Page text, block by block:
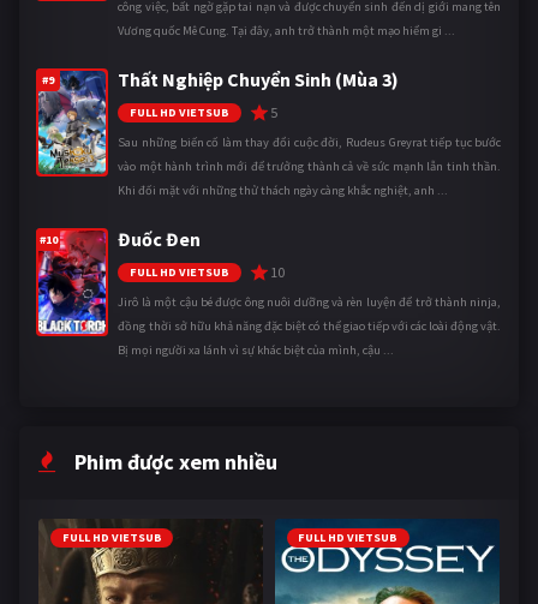
công việc, bất ngờ gặp tai nạn và được chuyển sinh đến dị giới mang tên
Vương quốc Mê Cung. Tại đây, anh trở thành một mạo hiểm gi ...
#9 Thất Nghiệp Chuyển Sinh (Mùa 3)
FULL HD VIETSUB 5
Sau những biến cố làm thay đổi cuộc đời, Rudeus Greyrat tiếp tục bước
vào một hành trình mới để trưởng thành cả về sức mạnh lẫn tinh thần.
Khi đối mặt với những thử thách ngày càng khắc nghiệt, anh ...
#10 Đuốc Đen
FULL HD VIETSUB 10
Jirô là một cậu bé được ông nuôi dưỡng và rèn luyện để trở thành ninja,
đồng thời sở hữu khả năng đặc biệt có thể giao tiếp với các loài động vật.
Bị mọi người xa lánh vì sự khác biệt của mình, cậu ...
Phim được xem nhiều
FULL HD VIETSUB FULL HD VIETSUB